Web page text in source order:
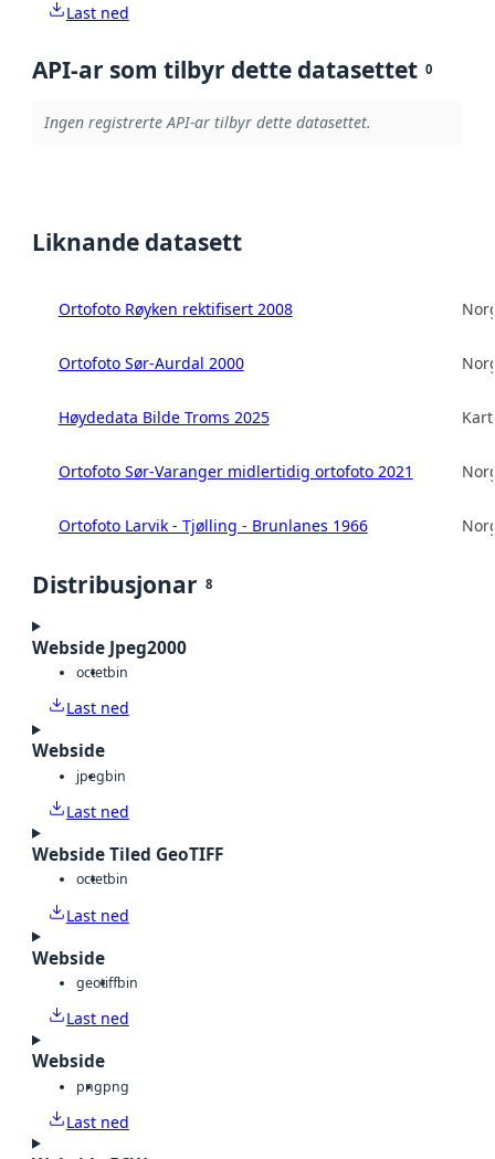
Last ned
API-ar som tilbyr dette datasettet 0
Ingen registrerte API-ar tilbyr dette datasettet.
Liknande datasett
Ortofoto Røyken rektifisert 2008
Ortofoto Sør-Aurdal 2000
Høydedata Bilde Troms 2025
Ortofoto Sør-Varanger midlertidig ortofoto 2021
Ortofoto Larvik - Tjølling - Brunlanes 1966
Distribusjonar 8
Webside Jpeg2000
octetbin
Last ned
Webside
jpegbin
Last ned
Webside Tiled GeoTIFF
octetbin
Last ned
Webside
geotiffbin
Last ned
Webside
pngpng
Last ned